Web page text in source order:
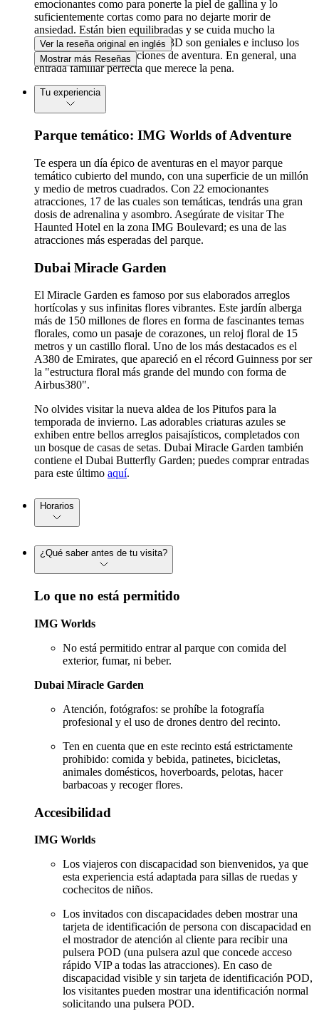
emocionantes como para ponerte la piel de gallina y lo
suficientemente cortas como para no dejarte morir de
ansiedad. Están bien equilibradas y se cuida mucho la
seguridad. Las atracciones en 3D son geniales e incluso los
niños tienen buenas opciones de aventura. En general, una
entrada familiar perfecta que merece la pena.
Ver la reseña original en inglés
Mostrar más Reseñas
Tu experiencia
Parque temático: IMG Worlds of Adventure
Te espera un día épico de aventuras en el mayor parque
temático cubierto del mundo, con una superficie de un millón
y medio de metros cuadrados. Con 22 emocionantes
atracciones, 17 de las cuales son temáticas, tendrás una gran
dosis de adrenalina y asombro. Asegúrate de visitar The
Haunted Hotel en la zona IMG Boulevard; es una de las
atracciones más esperadas del parque.
Dubai Miracle Garden
El Miracle Garden es famoso por sus elaborados arreglos
hortícolas y sus infinitas flores vibrantes. Este jardín alberga
más de 150 millones de flores en forma de fascinantes temas
florales, como un pasaje de corazones, un reloj floral de 15
metros y un castillo floral. Uno de los más destacados es el
A380 de Emirates, que apareció en el récord Guinness por ser
la "estructura floral más grande del mundo con forma de
Airbus380".
No olvides visitar la nueva aldea de los Pitufos para la
temporada de invierno. Las adorables criaturas azules se
exhiben entre bellos arreglos paisajísticos, completados con
un bosque de casas de setas. Dubai Miracle Garden también
contiene el Dubai Butterfly Garden; puedes comprar entradas
para este último aquí.
Horarios
¿Qué saber antes de tu visita?
Lo que no está permitido
IMG Worlds
No está permitido entrar al parque con comida del
exterior, fumar, ni beber.
Dubai Miracle Garden
Atención, fotógrafos: se prohíbe la fotografía
profesional y el uso de drones dentro del recinto.
Ten en cuenta que en este recinto está estrictamente
prohibido: comida y bebida, patinetes, bicicletas,
animales domésticos, hoverboards, pelotas, hacer
barbacoas y recoger flores.
Accesibilidad
IMG Worlds
Los viajeros con discapacidad son bienvenidos, ya que
esta experiencia está adaptada para sillas de ruedas y
cochecitos de niños.
Los invitados con discapacidades deben mostrar una
tarjeta de identificación de persona con discapacidad en
el mostrador de atención al cliente para recibir una
pulsera POD (una pulsera azul que concede acceso
rápido VIP a todas las atracciones). En caso de
discapacidad visible y sin tarjeta de identificación POD,
los visitantes pueden mostrar una identificación normal
solicitando una pulsera POD.